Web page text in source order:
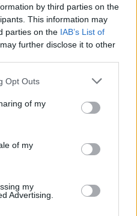
by third parties on the
This information may
parties on the IAB’s List of
further disclose it to other
Opt Outs
of my
of my
my
Advertising.
i
może oceniać go
Takie
należy do cech
sposób stosuje
w dziełach
obrazy Moneta
wschód słońca”,
się na